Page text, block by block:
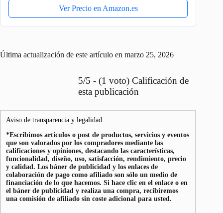
Ver Precio en Amazon.es
Última actualización de este artículo en marzo 25, 2026
5/5 - (1 voto) Calificación de
esta publicación
Aviso de transparencia y legalidad:
*Escribimos artículos o post de productos, servicios y eventos
que son valorados por los compradores mediante las
calificaciones y opiniones, destacando las características,
funcionalidad, diseño, uso, satisfacción, rendimiento, precio
y calidad. Los báner de publicidad y los enlaces de
colaboración de pago como afiliado son sólo un medio de
financiación de lo que hacemos. Si hace clic en el enlace o en
el báner de publicidad y realiza una compra, recibiremos
una comisión de afiliado sin coste adicional para usted.